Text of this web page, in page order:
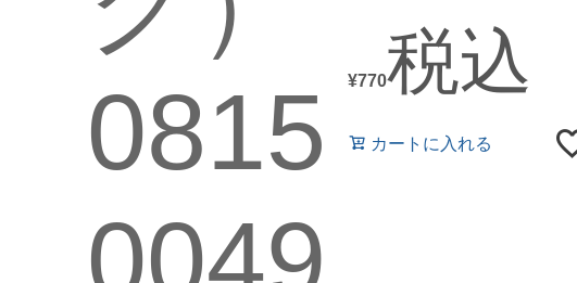
0815
¥770税込
カートに入れる